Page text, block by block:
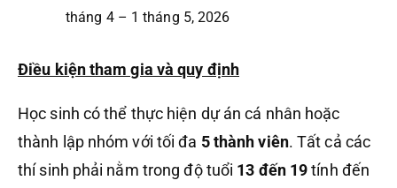
tháng 4 – 1 tháng 5, 2026
Điều kiện tham gia và quy định
Học sinh có thể thực hiện dự án cá nhân hoặc
thành lập nhóm với tối đa 5 thành viên. Tất cả các
thí sinh phải nằm trong độ tuổi 13 đến 19tính đến